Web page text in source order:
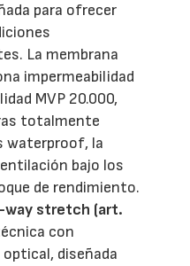
para ofrecer
La membrana
impermeabilidad
MVP 20.000,
totalmente
waterproof, la
bajo los
de rendimiento.
way stretch (art.
con
diseñada